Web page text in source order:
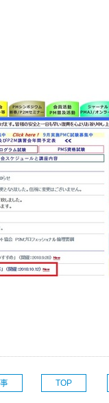
TOP